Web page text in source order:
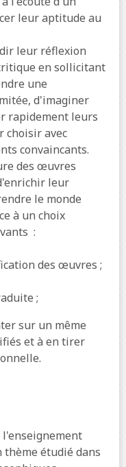
leur aptitude au
leur réflexion
en sollicitant
une
d'imaginer
rapidement leurs
choisir avec
convaincants.
des œuvres
leur
le monde
à un choix
:
des œuvres ;
;
sur un même
et à en tirer
étudié dans